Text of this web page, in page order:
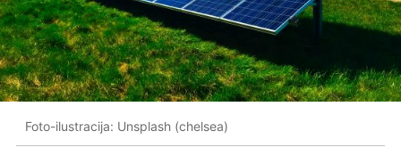
Foto-ilustracija: Unsplash (chelsea)